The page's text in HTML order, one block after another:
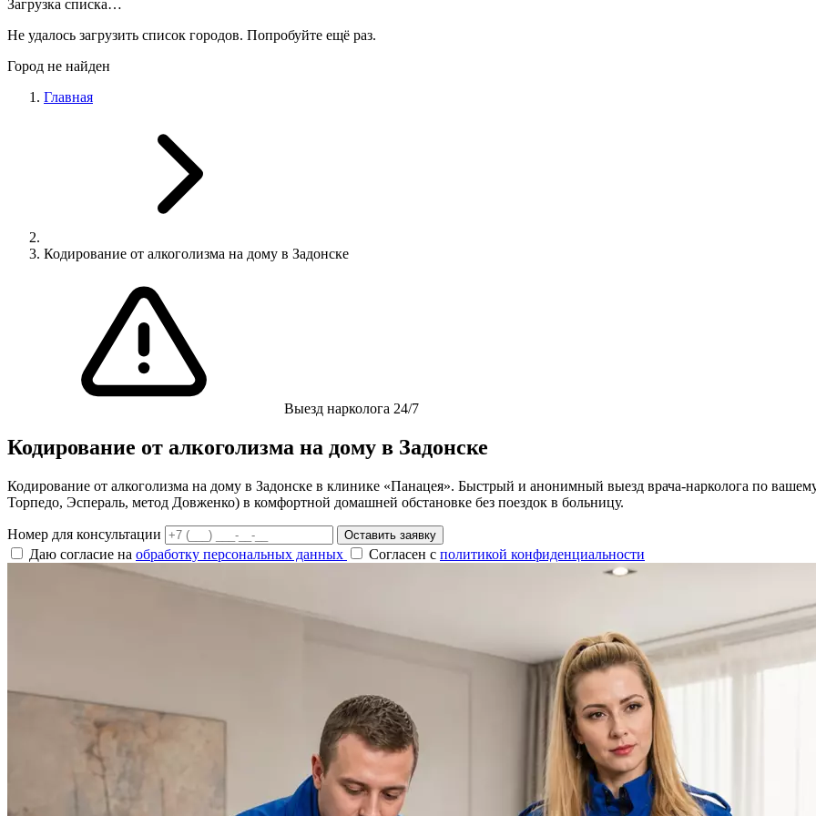
Загрузка списка…
Не удалось загрузить список городов. Попробуйте ещё раз.
Город не найден
Главная
Кодирование от алкоголизма на дому в Задонске
Выезд нарколога 24/7
Кодирование от алкоголизма на дому в Задонске
Кодирование от алкоголизма на дому в Задонске в клинике «Панацея». Быстрый и анонимный выезд врача-нарколога по
Торпедо, Эспераль, метод Довженко) в комфортной домашней обстановке без поездок в больницу.
Номер для консультации Оставить заявку
Даю согласие на обработку персональных данных Согласен с политикой конфиденциальности